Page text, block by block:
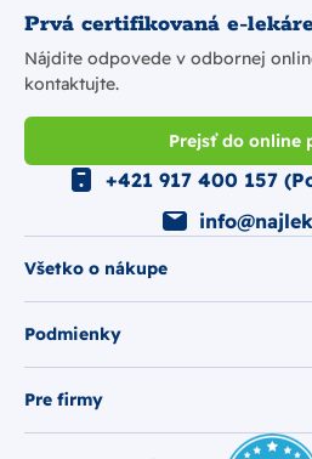
Prvá certifikovaná e-
Nájdite odpovede v odbornej
kontaktujte.
Prejsť do online
Všetko o nákupe
Podmienky
Pre firmy
+421 917 400 157